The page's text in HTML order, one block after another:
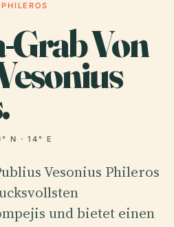
Grab Von
N · 14° E
Vesonius Phileros
und bietet einen